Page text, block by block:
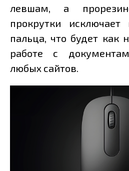
левшам, а
прокрутки исключает
пальца, что будет как
работе с
любых сайтов.